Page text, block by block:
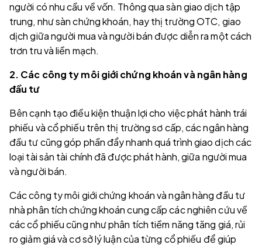
người có nhu cầu về vốn. Thông qua sàn giao dịch tập
trung, như sàn chứng khoán, hay thị trường OTC, giao
dịch giữa người mua và người bán được diễn ra một cách
trơn tru và liền mạch.
2. Các công ty môi giới chứng khoán và ngân hàng
đầu tư
Bên cạnh tạo điều kiện thuận lợi cho việc phát hành trái
phiếu và cổ phiếu trên thị trường sơ cấp, các ngân hàng
đầu tư cũng góp phần đẩy nhanh quá trình giao dịch các
loại tài sản tài chính đã được phát hành, giữa người mua
và người bán.
Các công ty môi giới chứng khoán và ngân hàng đầu tư
nhà phân tích chứng khoán cung cấp các nghiên cứu về
các cổ phiếu cũng như phân tích tiềm năng tăng giá, rủi
ro giảm giá và cơ sở lý luận của từng cổ phiếu để giúp